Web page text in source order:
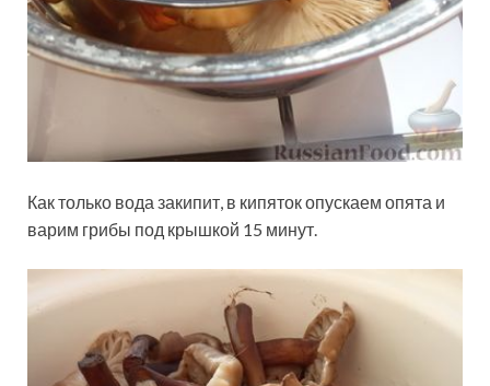
Как только вода закипит, в кипяток опускаем опята и
варим грибы под крышкой 15 минут.